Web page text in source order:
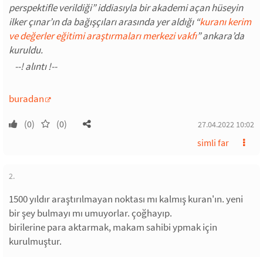
perspektifle verildiği” iddiasıyla bir akademi açan hüseyin
ilker çınar’ın da bağışçıları arasında yer aldığı “kuranı kerim
ve değerler eğitimi araştırmaları merkezi vakfı” ankara’da
kuruldu.
buradan
(0) (0) 27.04.2022 10:02
simli far
2.
1500 yıldır araştırılmayan noktası mı kalmış kuran'ın. yeni
bir şey bulmayı mı umuyorlar. çoğhayıp.
birilerine para aktarmak, makam sahibi ypmak için
kurulmuştur.